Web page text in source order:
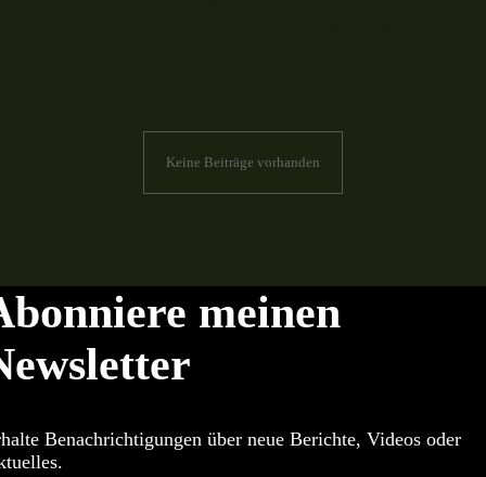
Keine Beiträge vorhanden
meinen
Benachrichtigungen über neue Berichte, Videos oder